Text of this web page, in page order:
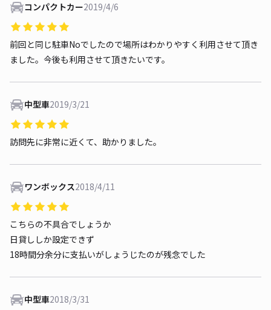
コンパクトカー2019/4/6
前回と同じ駐車Noでしたので場所はわかりやすく利用させて頂き
ました。今後も利用させて頂きたいです。
中型車2019/3/21
訪問先に非常に近くて、助かりました。
ワンボックス2018/4/11
こちらの不具合でしょうか
日貸ししか設定できず
18時間分余分に支払いがしょうじたのが残念でした
中型車2018/3/31